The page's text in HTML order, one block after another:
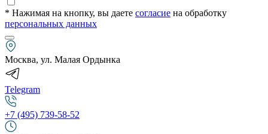
* Нажимая на кнопку, вы даете согласие на обработку
персональных данных
Москва, ул. Малая Ордынка
Telegram
+7 (495) 739-58-52